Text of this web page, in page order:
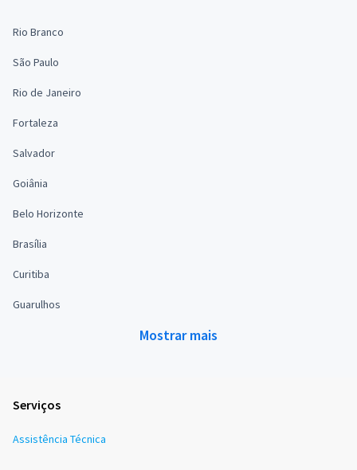
Rio Branco
São Paulo
Rio de Janeiro
Fortaleza
Salvador
Goiânia
Belo Horizonte
Brasília
Curitiba
Guarulhos
Mostrar mais
Serviços
Assistência Técnica